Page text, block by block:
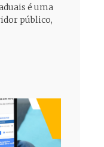
é uma
público,